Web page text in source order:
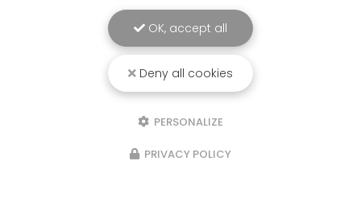
OK, accept all
Deny all cookies
PERSONALIZE
PRIVACY POLICY